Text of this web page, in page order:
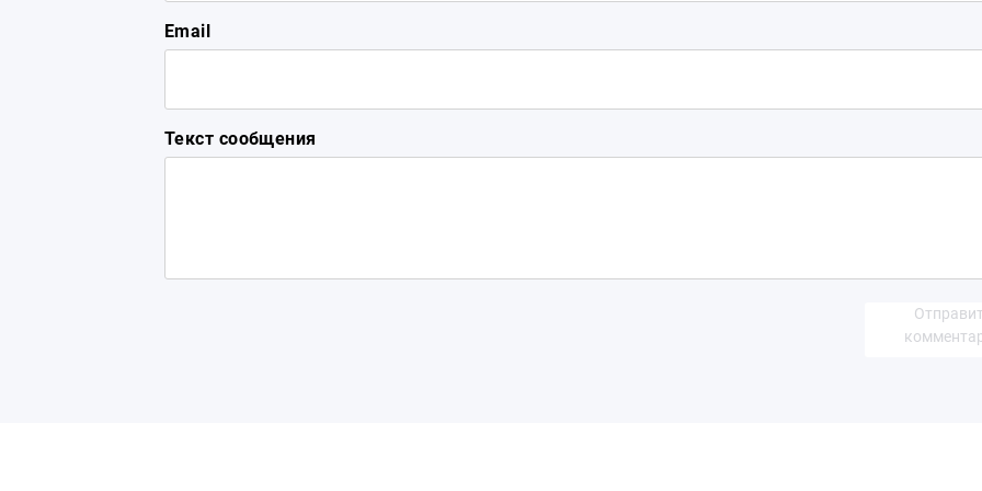
Email
Текст сообщения